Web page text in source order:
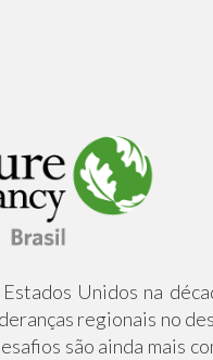
Unidos na
regionais no
são ainda mais